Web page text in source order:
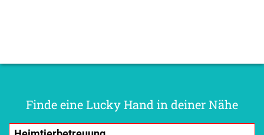
Finde eine Lucky Hand in deiner Nähe